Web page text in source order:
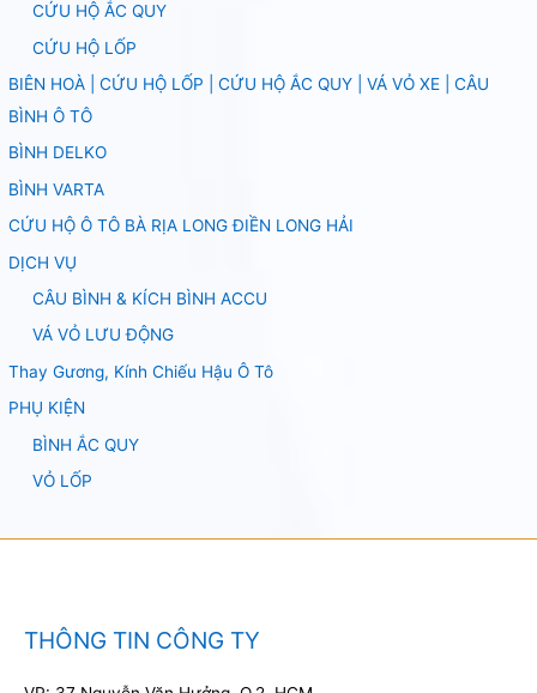
CỨU HỘ ẮC QUY
CỨU HỘ LỐP
BIÊN HOÀ | CỨU HỘ LỐP | CỨU HỘ ẮC QUY | VÁ VỎ XE | CÂU
BÌNH Ô TÔ
BÌNH DELKO
BÌNH VARTA
CỨU HỘ Ô TÔ BÀ RỊA LONG ĐIỀN LONG HẢI
DỊCH VỤ
CÂU BÌNH & KÍCH BÌNH ACCU
VÁ VỎ LƯU ĐỘNG
Thay Gương, Kính Chiếu Hậu Ô Tô
PHỤ KIỆN
BÌNH ẮC QUY
VỎ LỐP
THÔNG TIN CÔNG TY